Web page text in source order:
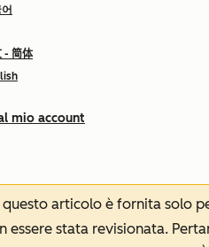
- 简体
mio account
articolo è fornita solo
stata revisionata.